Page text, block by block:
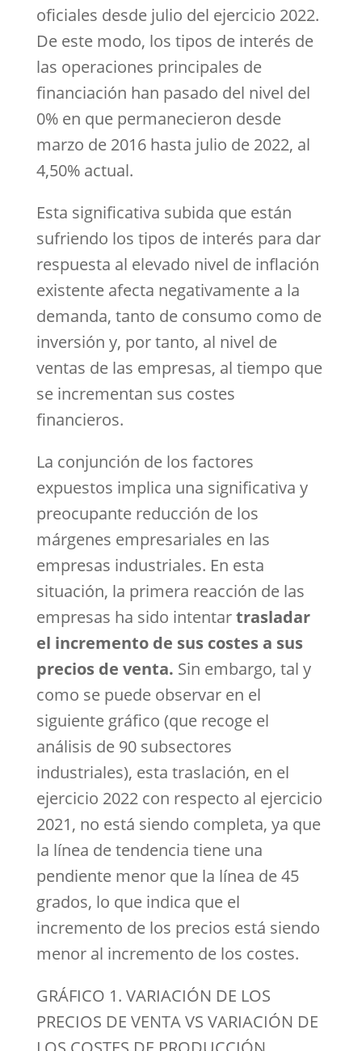
oficiales desde julio del ejercicio 2022.
De este modo, los tipos de interés de
las operaciones principales de
financiación han pasado del nivel del
0% en que permanecieron desde
marzo de 2016 hasta julio de 2022, al
4,50% actual.
Esta significativa subida que están
sufriendo los tipos de interés para dar
respuesta al elevado nivel de inflación
existente afecta negativamente a la
demanda, tanto de consumo como de
inversión y, por tanto, al nivel de
ventas de las empresas, al tiempo que
se incrementan sus costes
financieros.
La conjunción de los factores
expuestos implica una significativa y
preocupante reducción de los
márgenes empresariales en las
empresas industriales. En esta
situación, la primera reacción de las
empresas ha sido intentartrasladar
el incremento de sus costes a sus
precios de venta. Sin embargo, tal y
como se puede observar en el
siguiente gráfico (que recoge el
análisis de 90 subsectores
industriales), esta traslación, en el
ejercicio 2022 con respecto al ejercicio
2021, no está siendo completa, ya que
la línea de tendencia tiene una
pendiente menor que la línea de 45
grados, lo que indica que el
incremento de los precios está siendo
menor al incremento de los costes.
GRÁFICO 1. VARIACIÓN DE LOS
PRECIOS DE VENTA VS VARIACIÓN DE